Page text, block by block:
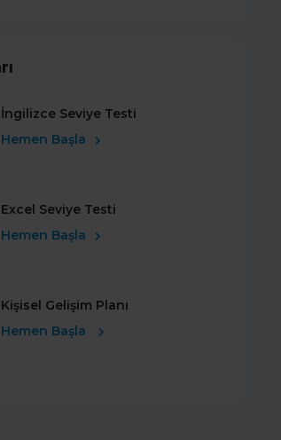
İngilizce Seviye Testi
Hemen Başla
Excel Seviye Testi
Hemen Başla
Kişisel Gelişim Planı
Hemen Başla